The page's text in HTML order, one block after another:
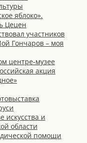
яблоко».
Цецен
участников
Гончаров – моя
центре-музее
акция
искусства и
области
помощи